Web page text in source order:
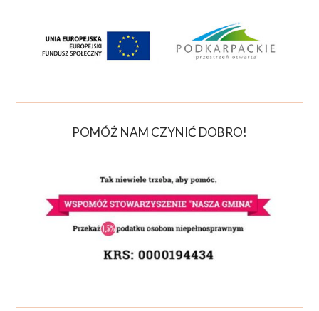
POMÓŻ NAM CZYNIĆ DOBRO!